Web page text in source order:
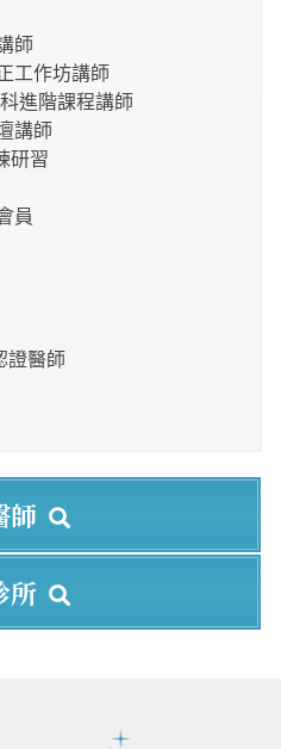
師
工作坊講師
進階課程講師
講師
研習
員
證醫師
師
所